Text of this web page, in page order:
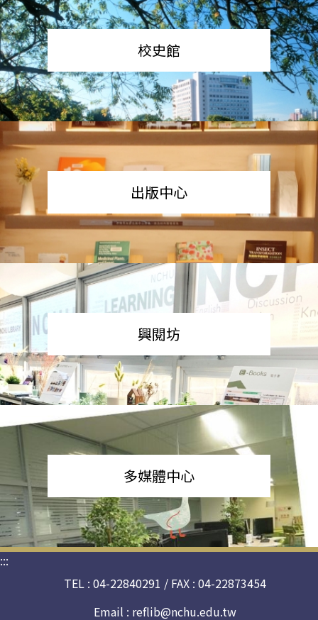
校史館
出版中心
興閱坊
多媒體中心
:::
TEL : 04-22840291 / FAX : 04-22873454
Email : reflib@nchu.edu.tw